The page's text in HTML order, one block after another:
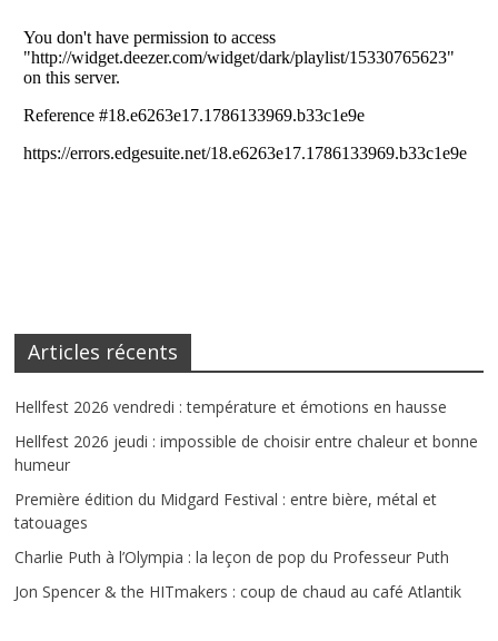
Articles récents
Hellfest 2026 vendredi : température et émotions en hausse
Hellfest 2026 jeudi : impossible de choisir entre chaleur et bonne
humeur
Première édition du Midgard Festival : entre bière, métal et
tatouages
Charlie Puth à l’Olympia : la leçon de pop du Professeur Puth
Jon Spencer & the HITmakers : coup de chaud au café Atlantik